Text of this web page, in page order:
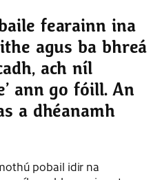
fearainn ina
agus ba bhreá
ach níl
ann go fóill. An
a dhéanamh
pobail idir na